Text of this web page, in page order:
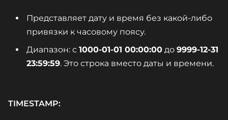
Представляет дату и время без какой-либо
привязки к часовому поясу.
Диапазон: с 1000-01-01 00:00:00 до 9999-12-31
23:59:59. Это строка вместо даты и времени.
TIMESTAMP: